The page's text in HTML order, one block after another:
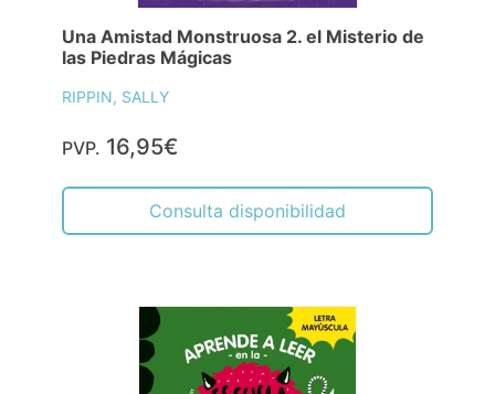
Una Amistad Monstruosa 2. el Misterio de
las Piedras Mágicas
RIPPIN, SALLY
PVP. 16,95€
Consulta disponibilidad